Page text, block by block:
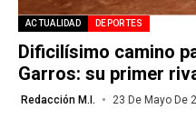
ACTUALIDAD DEPORTES
Dificilísimo camino
Garros: su primer
Redacción M.I. 23 De Mayo De